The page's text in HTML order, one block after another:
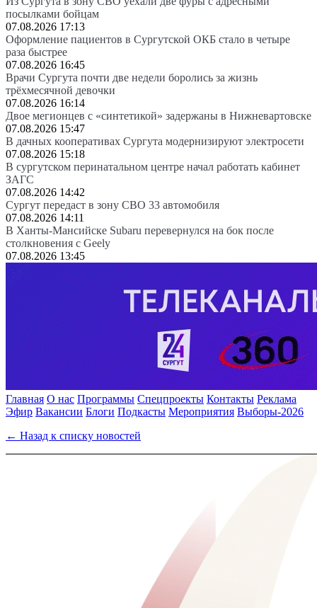
посылками бойцам
07.08.2026 17:13
Оформление пациентов в Сургутской ОКБ стало в четыре
раза быстрее
07.08.2026 16:45
Врачи Сургута почти две недели боролись за жизнь
трёхмесячной девочки
07.08.2026 16:14
Двое мегионцев с «синтетикой» задержаны в Нижневартовске
07.08.2026 15:47
В дачных кооперативах Сургута модернизируют электросети
07.08.2026 15:18
В сургутском перинатальном центре начал работать кабинет
ЗАГС
07.08.2026 14:42
Сургут передаст в зону СВО 33 автомобиля
07.08.2026 14:11
В Ханты-Мансийске Subaru перевернулся на бок после
столкновения с Geely
07.08.2026 13:45
Главная О нас Программы Спецпроекты Контакты Реклама
Эфир Вакансии Блоги Подкасты Мероприятия Выборы-2026
← Назад к списку новостей